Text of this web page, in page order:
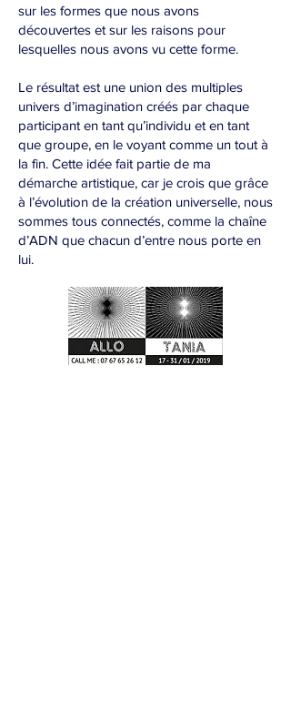
sur les formes que nous avons
découvertes et sur les raisons pour
lesquelles nous avons vu cette forme.
Le résultat est une union des multiples
univers d’imagination créés par chaque
participant en tant qu’individu et en tant
que groupe, en le voyant comme un tout à
la fin. Cette idée fait partie de ma
démarche artistique, car je crois que grâce
à l’évolution de la création universelle, nous
sommes tous connectés, comme la chaîne
d’ADN que chacun d’entre nous porte en
lui.